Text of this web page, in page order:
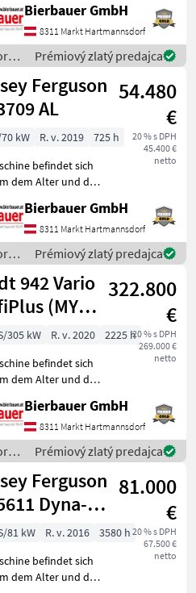
und kann nach
Vereinbarung
Ort besichtigt
we
Bierbauer GmbH
8311 Markt Hartmannsdorf
/
Prémiový zlatý predajca
Ferguson
AL
54.480
€
20 % s DPH
45.400 €
netto
kW R. v. 2019
725 h
befindet sich
dem Alter und der
und kann nach
Vereinbarung
Ort besichtigt
we
Bierbauer GmbH
8311 Markt Hartmannsdorf
/
Prémiový zlatý predajca
942 Vario
(MY
322.800
€
20 % s DPH
269.000 €
netto
305 kW R. v. 2020
2225 h
befindet sich
dem Alter und der
und kann nach
Vereinbarung
Ort besichtigt
we
Bierbauer GmbH
8311 Markt Hartmannsdorf
/
Prémiový zlatý predajca
Ferguson
Dyna-6
81.000
€
20 % s DPH
67.500 €
netto
81 kW R. v. 2016
3580 h
befindet sich
dem Alter und der